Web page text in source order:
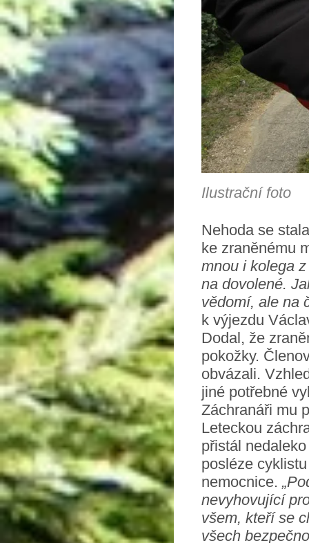
Ilustrační foto
Nehoda se
ke zraněnému
mnou i kolega
na dovolené.
vědomí, ale na
k výjezdu
Dodal, že
pokožky.
obvázali.
jiné potřebné
Záchranáři mu
Leteckou
přistál
posléze
nemocnice.
nevyhovující
všem, kteří se
všech